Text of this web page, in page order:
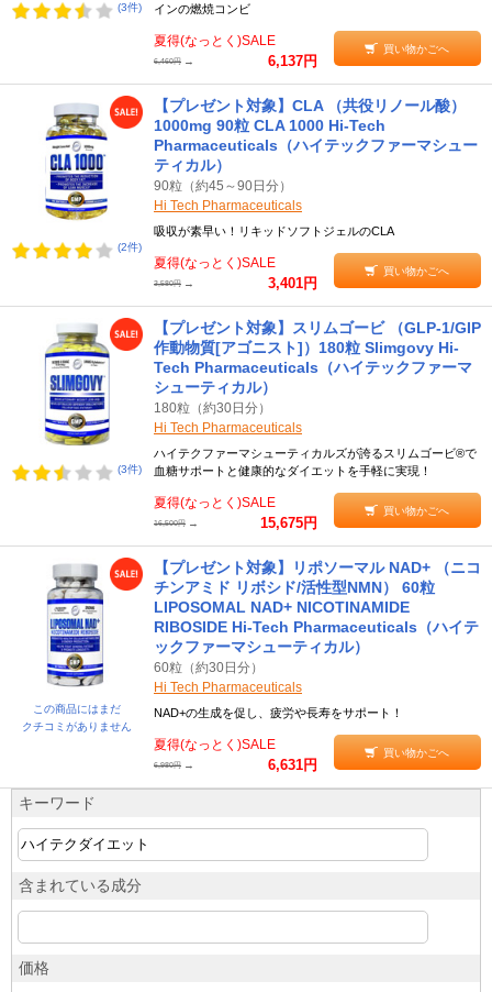
(3件)
インの燃焼コンビ
夏得(なっとく)SALE
6,460円 → 6,137円
買い物かごへ
(2件)
【プレゼント対象】CLA （共役リノール酸）
1000mg 90粒 CLA 1000 Hi-Tech
Pharmaceuticals（ハイテックファーマシュー
ティカル）
90粒（約45～90日分）
Hi Tech Pharmaceuticals
吸収が素早い！リキッドソフトジェルのCLA
夏得(なっとく)SALE
3,580円 → 3,401円
買い物かごへ
(3件)
【プレゼント対象】スリムゴービ （GLP-1/GIP
作動物質[アゴニスト]）180粒 Slimgovy Hi-
Tech Pharmaceuticals（ハイテックファーマ
シューティカル）
180粒（約30日分）
Hi Tech Pharmaceuticals
ハイテクファーマシューティカルズが誇るスリムゴービ®で
血糖サポートと健康的なダイエットを手軽に実現！
夏得(なっとく)SALE
16,500円 → 15,675円
買い物かごへ
この商品にはまだ
クチコミがありません
【プレゼント対象】リポソーマル NAD+ （ニコ
チンアミド リボシド/活性型NMN） 60粒
LIPOSOMAL NAD+ NICOTINAMIDE
RIBOSIDE Hi-Tech Pharmaceuticals（ハイテ
ックファーマシューティカル）
60粒（約30日分）
Hi Tech Pharmaceuticals
NAD+の生成を促し、疲労や長寿をサポート！
夏得(なっとく)SALE
6,980円 → 6,631円
買い物かごへ
キーワード
含まれている成分
価格